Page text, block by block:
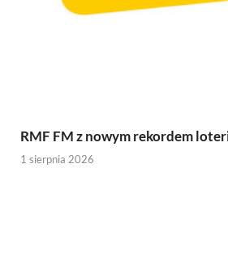
RMF FM z nowym rekordem
1 sierpnia 2026